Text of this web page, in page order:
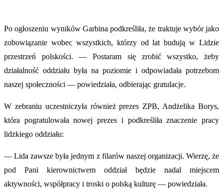
Po ogłoszeniu wyników Garbina podkreśliła, że traktuje wybór jako
zobowiązanie wobec wszystkich, którzy od lat budują w Lidzie
przestrzeń polskości. — Postaram się zrobić wszystko, żeby
działalność oddziału była na poziomie i odpowiadała potrzebom
naszej społeczności — powiedziała, odbierając gratulacje.
W zebraniu uczestniczyła również prezes ZPB, Andżelika Borys,
która pogratulowała nowej prezes i podkreśliła znaczenie pracy
lidzkiego oddziału:
— Lida zawsze była jednym z filarów naszej organizacji. Wierzę, że
pod Pani kierownictwem oddział będzie nadal miejscem
aktywności, współpracy i troski o polską kulturę — powiedziała.